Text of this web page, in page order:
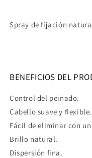
Spray de fijación
BENEFICIOS DEL
Control del peinado.
Cabello suave y flexible.
Fácil de eliminar con
Brillo natural.
Dispersión fina.